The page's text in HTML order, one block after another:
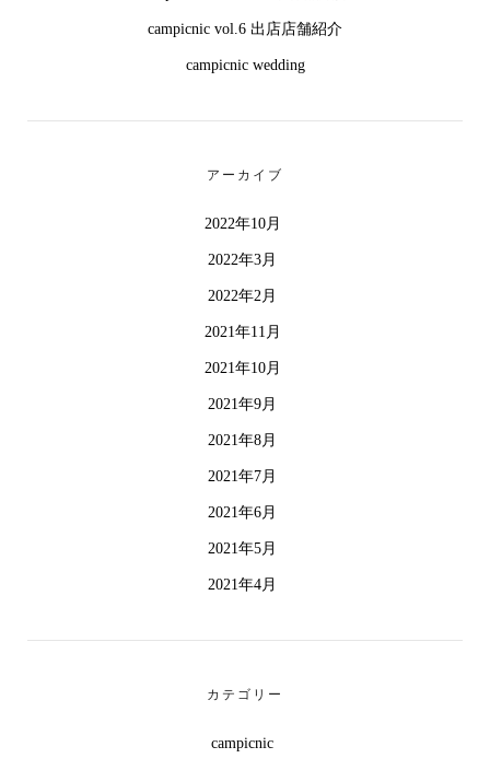
campicnic vol.6 出店店舗紹介
campicnic wedding
アーカイブ
2022年10月
2022年3月
2022年2月
2021年11月
2021年10月
2021年9月
2021年8月
2021年7月
2021年6月
2021年5月
2021年4月
カテゴリー
campicnic